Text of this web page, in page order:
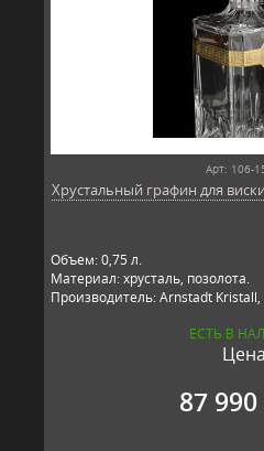
Арт: 106-
Хрустальный графин для
Объем: 0,75 л.
Материал: хрусталь, позолота.
Производитель: Arnstadt
ЕСТЬ В
87